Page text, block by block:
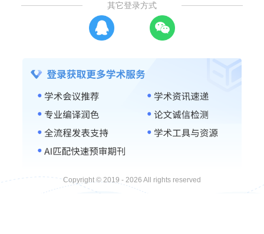
其它登录方式
Copyright © 2019 - 2026 All rights reserved